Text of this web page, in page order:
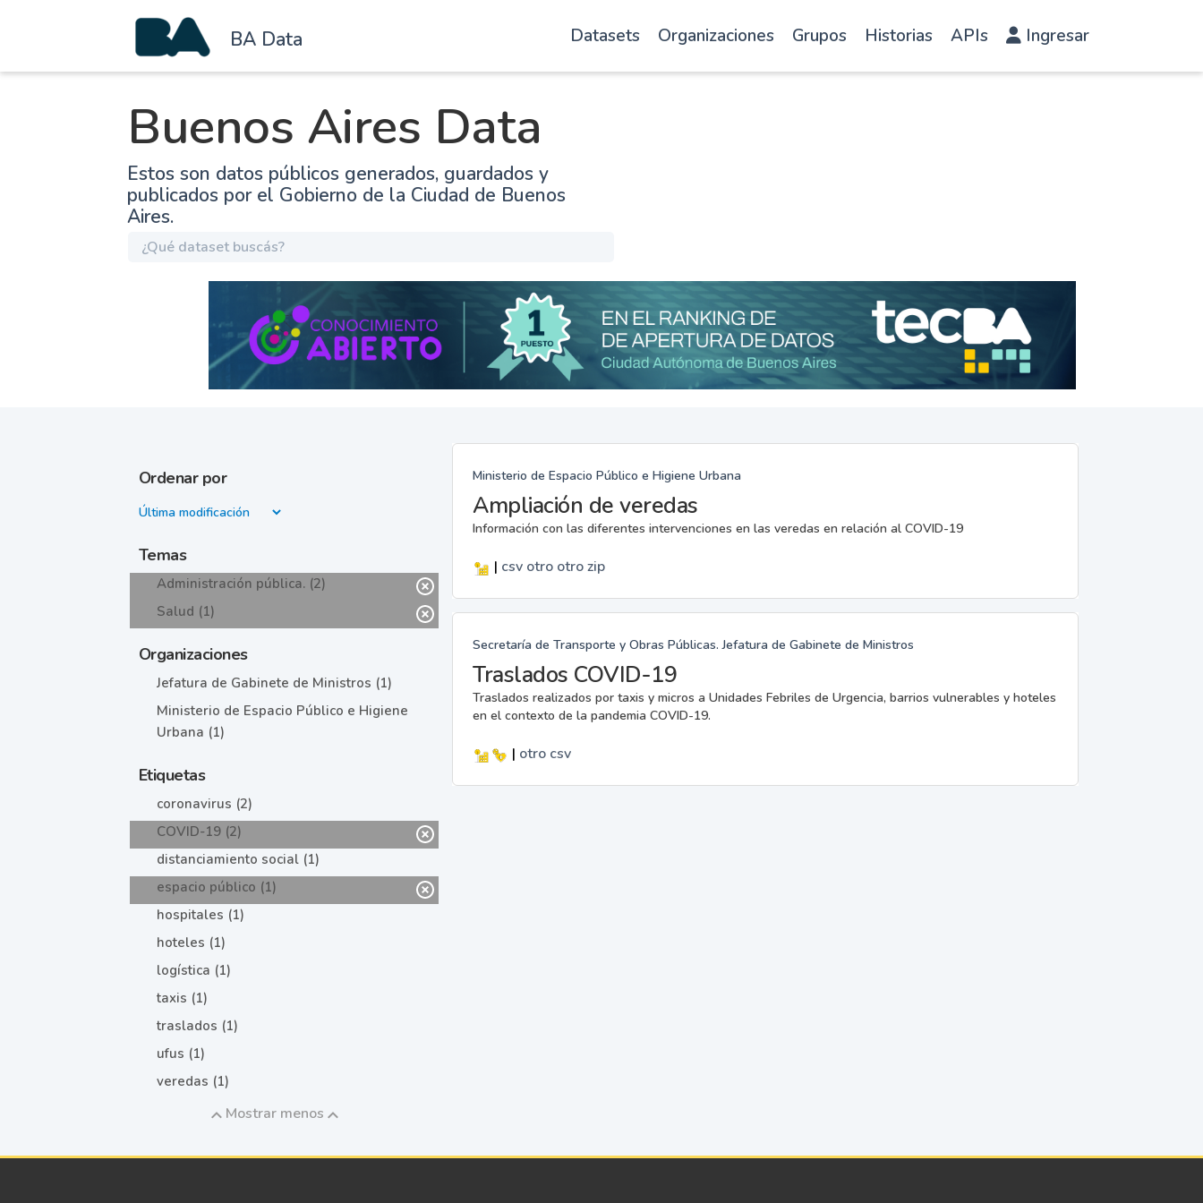
BA Data Datasets Organizaciones Grupos Historias APIs Ingresar
Buenos Aires Data
Estos son datos públicos generados, guardados y
publicados por el Gobierno de la Ciudad de Buenos
Aires.
Ordenar por
Temas
Administración pública. (2)
Salud (1)
Organizaciones
Jefatura de Gabinete de Ministros (1)
Ministerio de Espacio Público e Higiene
Urbana (1)
Etiquetas
coronavirus (2)
COVID-19 (2)
distanciamiento social (1)
espacio público (1)
hospitales (1)
hoteles (1)
logística (1)
taxis (1)
traslados (1)
ufus (1)
veredas (1)
Mostrar menos
Ministerio de Espacio Público e Higiene Urbana
Ampliación de veredas
Información con las diferentes intervenciones en las veredas en relación al COVID-19
| csv otro otrozip
Secretaría de Transporte y Obras Públicas. Jefatura de Gabinete de Ministros
Traslados COVID-19
Traslados realizados por taxis y micros a Unidades Febriles de Urgencia, barrios vulnerables y hoteles
en el contexto de la pandemia COVID-19.
| otro csv